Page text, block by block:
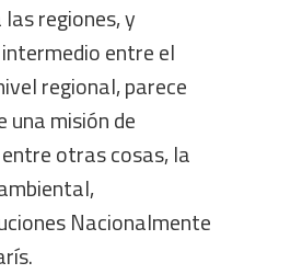
regiones, y
entre el
regional, parece
una misión de
otras cosas, la
Nacionalmente